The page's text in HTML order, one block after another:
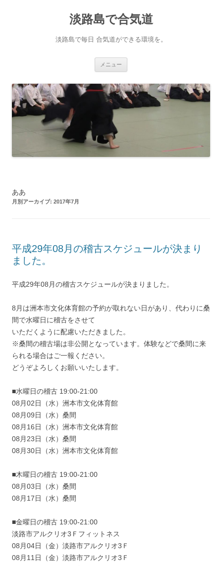
淡路島で合気道
淡路島で毎日 合気道ができる環境を。
メニュー
ああ
月別アーカイブ: 2017年7月
平成29年08月の稽古スケジュールが決まり
ました。
平成29年08月の稽古スケジュールが決まりました。
8月は洲本市文化体育館の予約が取れない日があり、代わりに桑
間で水曜日に稽古をさせて
いただくように配慮いただきました。
※桑間の稽古場は非公開となっています。体験などで桑間に来
られる場合はご一報ください。
どうぞよろしくお願いいたします。
■水曜日の稽古 19:00-21:00
08月02日（水）洲本市文化体育館
08月09日（水）桑間
08月16日（水）洲本市文化体育館
08月23日（水）桑間
08月30日（水）洲本市文化体育館
■木曜日の稽古 19:00-21:00
08月03日（水）桑間
08月17日（水）桑間
■金曜日の稽古 19:00-21:00
淡路市アルクリオ3Ｆフィットネス
08月04日（金）淡路市アルクリオ3Ｆ
08月11日（金）淡路市アルクリオ3Ｆ